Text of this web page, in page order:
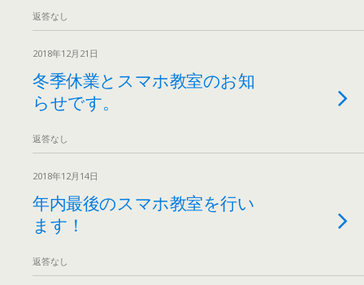
返答なし
2018年12月21日
冬季休業とスマホ教室のお知
らせです。
返答なし
2018年12月14日
年内最後のスマホ教室を行い
ます！
返答なし